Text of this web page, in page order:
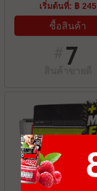
เริ่มต้นที่: ฿ 245
ซื้อสินค้า
7